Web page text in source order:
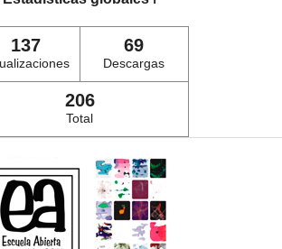
137 69
Descargas
206
Total